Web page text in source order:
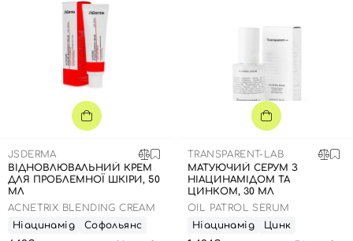
JSDERMA
ВІДНОВЛЮВАЛЬНИЙ КРЕМ
ДЛЯ ПРОБЛЕМНОЇ ШКІРИ, 50
МЛ
ACNETRIX BLENDING CREAM
Ніацинамід
Софольянс
TRANSPARENT-LAB
МАТУЮЧИЙ СЕРУМ З
НІАЦИНАМІДОМ ТА
ЦИНКОМ, 30 МЛ
OIL PATROL SERUM
Ніацинамід
Цинк
Вхід Реєстрація